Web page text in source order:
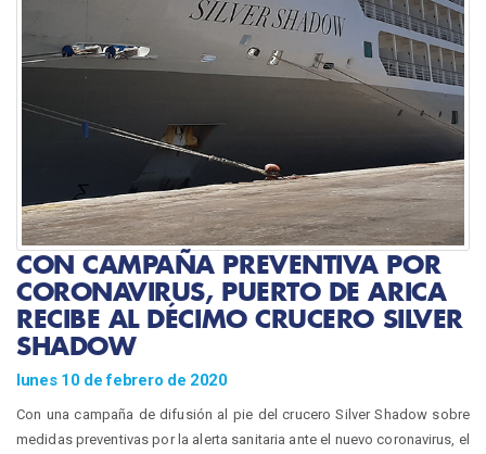
CON CAMPAÑA PREVENTIVA POR
CORONAVIRUS, PUERTO DE ARICA
RECIBE AL DÉCIMO CRUCERO SILVER
SHADOW
lunes 10 de febrero de 2020
Con una campaña de difusión al pie del crucero Silver Shadow sobre
medidas preventivas por la alerta sanitaria ante el nuevo coronavirus, el